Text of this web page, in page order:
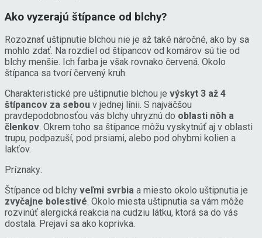
Ako vyzerajú štípance od blchy?
Rozoznať uštipnutie blchou nie je až také náročné, ako by sa
mohlo zdať. Na rozdiel od štípancov od komárov sú tie od
blchy menšie. Ich farba je však rovnako červená. Okolo
štípanca sa tvorí červený kruh.
Charakteristické pre uštipnutie blchou je výskyt 3 až 4
štípancov za sebou v jednej línii. S najväčšou
pravdepodobnosťou vás blchy uhryznú do oblasti nôh a
členkov. Okrem toho sa štípance môžu vyskytnúť aj v oblasti
trupu, podpazuší, pod prsiami, alebo pod ohybmi kolien a
lakťov.
Príznaky:
Štípance od blchy veľmi svrbia a miesto okolo uštipnutia je
zvyčajne bolestivé. Okolo miesta uštipnutia sa vám môže
rozvinúť alergická reakcia na cudziu látku, ktorá sa do vás
dostala. Prejaví sa ako koprivka.